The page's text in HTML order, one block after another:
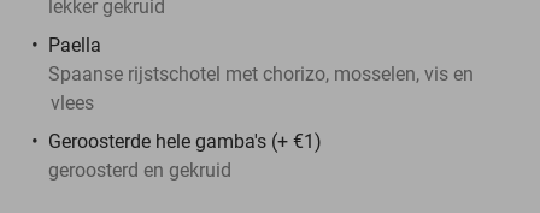
lekker gekruid
Paella
Spaanse rijstschotel met chorizo, mosselen, vis en
vlees
Geroosterde hele gamba's (+ €1)
geroosterd en gekruid